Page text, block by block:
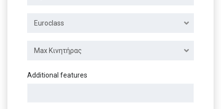
Euroclass
Max Κινητήρας
Additional features